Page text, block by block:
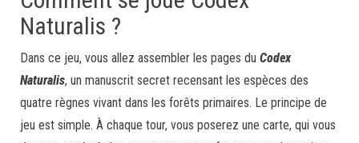
Naturalis ?
Dans ce jeu, vous allez assembler les pages du Codex
Naturalis, un manuscrit secret recensant les espèces des
quatre règnes vivant dans les forêts primaires. Le principe de
jeu est simple. À chaque tour, vous poserez une carte, qui vous